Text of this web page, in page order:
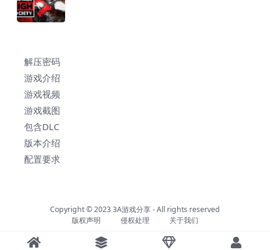
解压密码
游戏介绍
游戏视频
游戏截图
包含DLC
版本介绍
配置要求
Copyright © 20233A游戏分享- All rights reserved
版权声明
侵权处理 关于我们